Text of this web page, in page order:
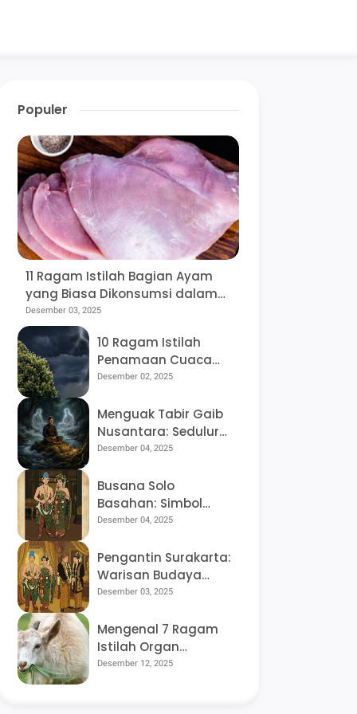
Populer
11 Ragam Istilah Bagian Ayam
yang Biasa Dikonsumsi dalam
Bahasa Jawa beserta
Rekomendasi Olahannya, Mana
Favoritmu?
Desember 03, 2025
10 Ragam Istilah
Penamaan Cuaca
dalam Bahasa Jawa,
Ngreceh dan Udan
Kethek?
Desember 02, 2025
Menguak Tabir Gaib
Nusantara: Sedulur
Batin, Kama Wurung,
Tak Kasat Mata di
Tanah Jawa
Desember 04, 2025
Busana Solo
Basahan: Simbol
Kesuburan,
Penyerahan Diri Total
Desember 04, 2025
Pengantin Surakarta:
Warisan Budaya
Kraton yang Sarat
Desember 03, 2025
Mengenal 7 Ragam
Istilah Organ
Pencernaan Hewan
Desember 12, 2025